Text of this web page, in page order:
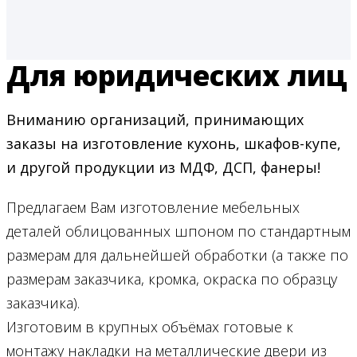
Для юридических лиц
Вниманию организаций, принимающих
заказы на изготовление кухонь, шкафов-купе,
и другой продукции из МДФ, ДСП, фанеры!
Предлагаем Вам изготовление мебельных
деталей облицованных шпоном по стандартным
размерам для дальнейшей обработки (а также по
размерам заказчика, кромка, окраска по образцу
заказчика).
Изготовим в крупных объёмах готовые к
монтажу накладки на металлические двери из